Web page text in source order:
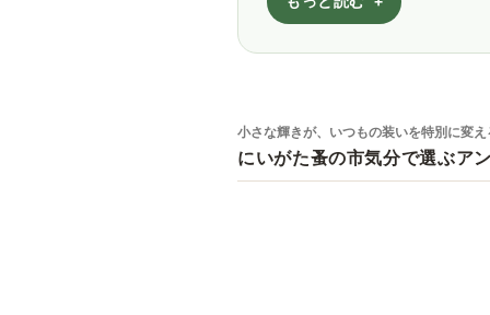
小さな輝きが、いつもの装いを特別に変え
にいがた蚤の市気分で選ぶア